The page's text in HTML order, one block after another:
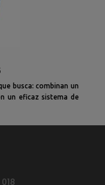
busca: combinan un
un eficaz sistema de